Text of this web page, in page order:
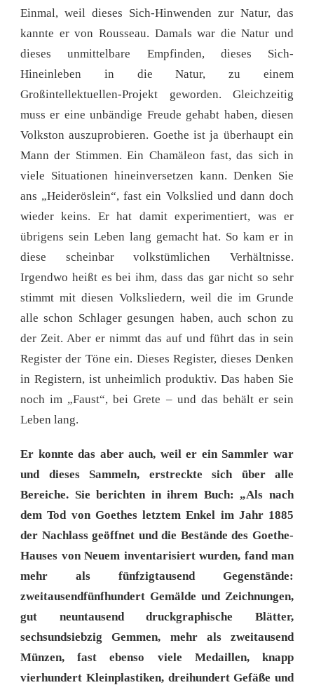
Einmal, weil dieses Sich-Hinwenden zur Natur, das
kannte er von Rousseau. Damals war die Natur und
dieses unmittelbare Empfinden, dieses Sich-
Hineinleben in die Natur, zu einem
Großintellektuellen-Projekt geworden. Gleichzeitig
muss er eine unbändige Freude gehabt haben, diesen
Volkston auszuprobieren. Goethe ist ja überhaupt ein
Mann der Stimmen. Ein Chamäleon fast, das sich in
viele Situationen hineinversetzen kann. Denken Sie
ans „Heideröslein“, fast ein Volkslied und dann doch
wieder keins. Er hat damit experimentiert, was er
übrigens sein Leben lang gemacht hat. So kam er in
diese scheinbar volkstümlichen Verhältnisse.
Irgendwo heißt es bei ihm, dass das gar nicht so sehr
stimmt mit diesen Volksliedern, weil die im Grunde
alle schon Schlager gesungen haben, auch schon zu
der Zeit. Aber er nimmt das auf und führt das in sein
Register der Töne ein. Dieses Register, dieses Denken
in Registern, ist unheimlich produktiv. Das haben Sie
noch im „Faust“, bei Grete – und das behält er sein
Leben lang.
Er konnte das aber auch, weil er ein Sammler war
und dieses Sammeln, erstreckte sich über alle
Bereiche. Sie berichten in ihrem Buch: „Als nach
dem Tod von Goethes letztem Enkel im Jahr 1885
der Nachlass geöffnet und die Bestände des Goethe-
Hauses von Neuem inventarisiert wurden, fand man
mehr als fünfzigtausend Gegenstände:
zweitausendfünfhundert Gemälde und Zeichnungen,
gut neuntausend druckgraphische Blätter,
sechsundsiebzig Gemmen, mehr als zweitausend
Münzen, fast ebenso viele Medaillen, knapp
vierhundert Kleinplastiken, dreihundert Gefäße und